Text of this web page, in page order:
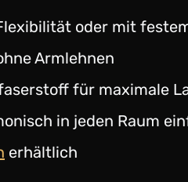
oder mit
Armlehnen
für maximale
in jeden Raum
erhältlich